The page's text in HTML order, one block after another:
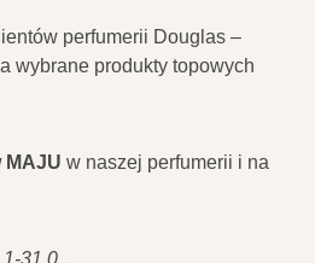
perfumerii Douglas –
wybrane produkty topowych
MAJU w naszej perfumerii i na